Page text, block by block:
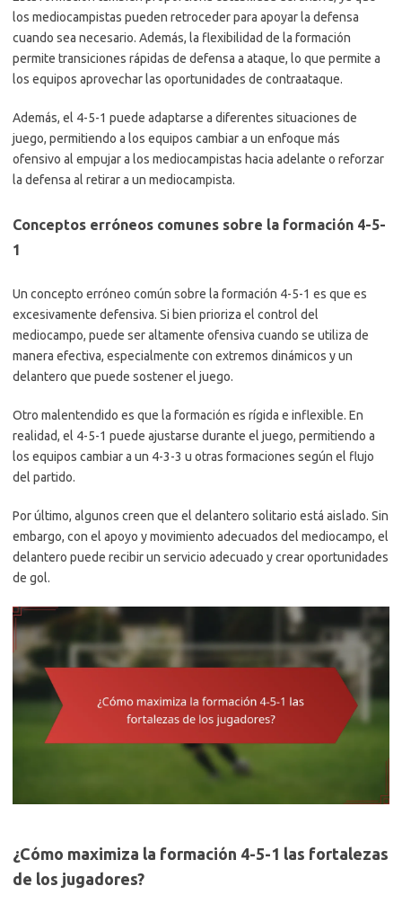
los mediocampistas pueden retroceder para apoyar la defensa
cuando sea necesario. Además, la flexibilidad de la formación
permite transiciones rápidas de defensa a ataque, lo que permite a
los equipos aprovechar las oportunidades de contraataque.
Además, el 4-5-1 puede adaptarse a diferentes situaciones de
juego, permitiendo a los equipos cambiar a un enfoque más
ofensivo al empujar a los mediocampistas hacia adelante o reforzar
la defensa al retirar a un mediocampista.
Conceptos erróneos comunes sobre la formación 4-5-
1
Un concepto erróneo común sobre la formación 4-5-1 es que es
excesivamente defensiva. Si bien prioriza el control del
mediocampo, puede ser altamente ofensiva cuando se utiliza de
manera efectiva, especialmente con extremos dinámicos y un
delantero que puede sostener el juego.
Otro malentendido es que la formación es rígida e inflexible. En
realidad, el 4-5-1 puede ajustarse durante el juego, permitiendo a
los equipos cambiar a un 4-3-3 u otras formaciones según el flujo
del partido.
Por último, algunos creen que el delantero solitario está aislado. Sin
embargo, con el apoyo y movimiento adecuados del mediocampo, el
delantero puede recibir un servicio adecuado y crear oportunidades
de gol.
¿Cómo maximiza la formación 4-5-1 las fortalezas
de los jugadores?